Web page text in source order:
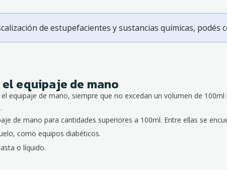
de estupefacientes y sustancias químicas, podés
equipaje de mano
equipaje de mano, siempre que no excedan un volumen de
de mano para cantidades superiores a 100ml. Entre ellas se
como equipos diabéticos.
o líquido.